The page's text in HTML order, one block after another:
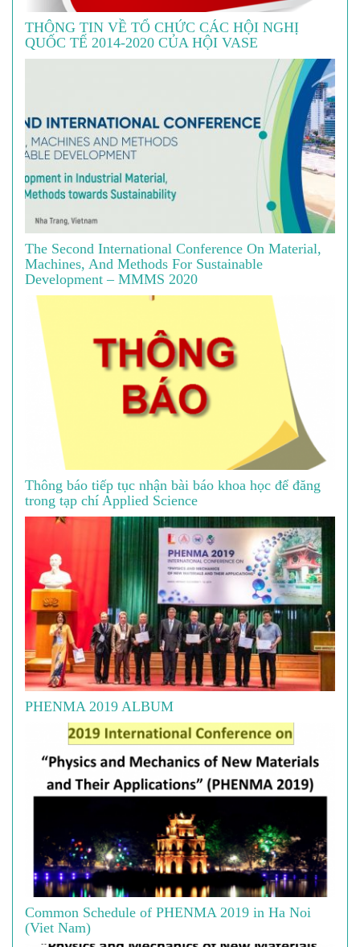
THÔNG TIN VỀ TỔ CHỨC CÁC HỘI NGHỊ
QUỐC TẾ 2014-2020 CỦA HỘI VASE
The Second International Conference On Material,
Machines, And Methods For Sustainable
Development – MMMS 2020
Thông báo tiếp tục nhận bài báo khoa học để đăng
trong tạp chí Applied Science
PHENMA 2019 ALBUM
Common Schedule of PHENMA 2019 in Ha Noi
(Viet Nam)